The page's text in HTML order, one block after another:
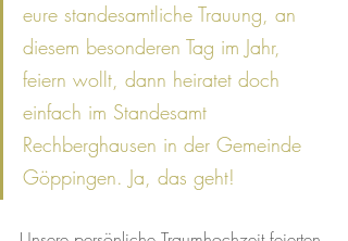
eure standesamtliche Trauung, an
diesem besonderen Tag im Jahr,
feiern wollt, dann heiratet doch
einfach im Standesamt
Rechberghausen in der Gemeinde
Göppingen. Ja, das geht!